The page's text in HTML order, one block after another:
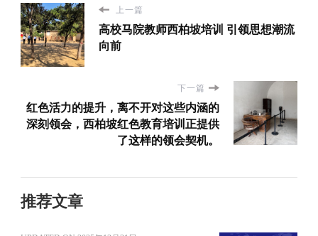
上一篇
高校马院教师西柏坡培训 引领思想潮流
向前
下一篇
红色活力的提升，离不开对这些内涵的
深刻领会，西柏坡红色教育培训正提供
了这样的领会契机。
推荐文章